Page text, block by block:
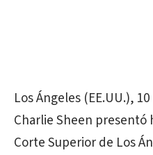
Los Ángeles (EE.UU.),
Charlie Sheen presentó
Corte Superior de Los